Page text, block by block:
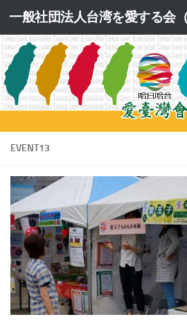
コンテンツへスキップ
EVENT13